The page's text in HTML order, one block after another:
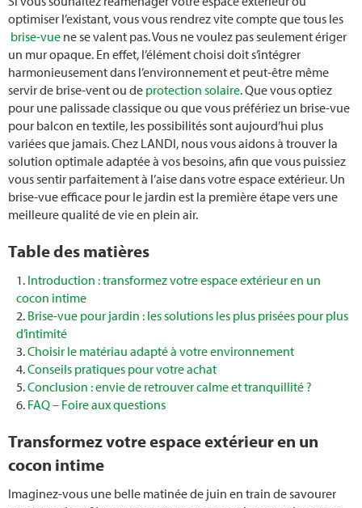
optimiser l’existant, vous vous rendrez vite compte que tous les
brise-vue ne se valent pas. Vous ne voulez pas seulement ériger
un mur opaque. En effet, l’élément choisi doit s’intégrer
harmonieusement dans l’environnement et peut-être même
servir de brise-vent ou de protection solaire. Que vous optiez
pour une palissade classique ou que vous préfériez un brise-vue
pour balcon en textile, les possibilités sont aujourd’hui plus
variées que jamais. Chez LANDI, nous vous aidons à trouver la
solution optimale adaptée à vos besoins, afin que vous puissiez
vous sentir parfaitement à l’aise dans votre espace extérieur. Un
brise-vue efficace pour le jardin est la première étape vers une
meilleure qualité de vie en plein air.
Table des matières
Introduction : transformez votre espace extérieur en un
cocon intime
Brise-vue pour jardin : les solutions les plus prisées pour plus
d’intimité
Choisir le matériau adapté à votre environnement
Conseils pratiques pour votre achat
Conclusion : envie de retrouver calme et tranquillité ?
FAQ – Foire aux questions
Transformez votre espace extérieur en un
cocon intime
Imaginez-vous une belle matinée de juin en train de savourer
Planter des haricots
Lutter contre les pucerons
Arrosage
Systèmes d'arrosage
Parterre de fleurs
Prairie fleurie
Pyrale du buis
Végétalisation d'un toit plat
Engrais
Terre
Multiplier les fraises
Tailler un figuier